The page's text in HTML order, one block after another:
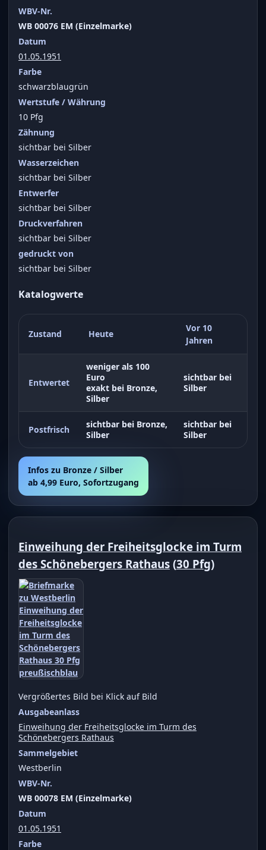
WBV-Nr.
WB 00076 EM (Einzelmarke)
Datum
01.05.1951
Farbe
schwarzblaugrün
Wertstufe / Währung
10 Pfg
Zähnung
sichtbar bei Silber
Wasserzeichen
sichtbar bei Silber
Entwerfer
sichtbar bei Silber
Druckverfahren
sichtbar bei Silber
gedruckt von
sichtbar bei Silber
Katalogwerte
Zustand Heute
Vor 10
Jahren
Entwertet
weniger als 100
Euro
exakt bei Bronze,
Silber
sichtbar bei
Silber
Postfrisch
sichtbar bei Bronze,
Silber
sichtbar bei
Silber
Infos zu Bronze / Silber
ab 4,99 Euro, Sofortzugang
Einweihung der Freiheitsglocke im Turm
des Schönebergers Rathaus (30 Pfg)
Vergrößertes Bild bei Klick auf Bild
Ausgabeanlass
Einweihung der Freiheitsglocke im Turm des
Schönebergers Rathaus
Sammelgebiet
Westberlin
WBV-Nr.
WB 00078 EM (Einzelmarke)
Datum
01.05.1951
Farbe